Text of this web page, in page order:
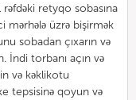
retyqo sobasına
mərhələ üzrə bişirmək
sobadan çıxarın və
İndi torbanı açın və
və kəklikotu
tepsisinə qoyun və